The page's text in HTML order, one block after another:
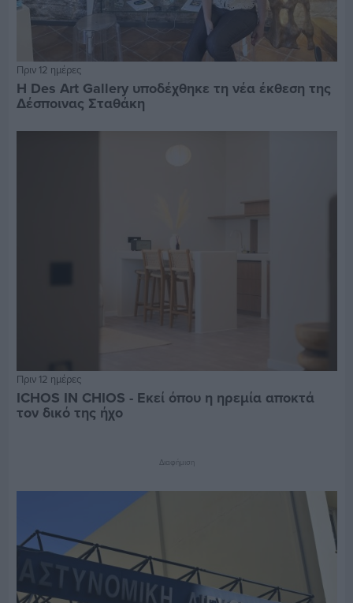
Πριν 12 ημέρες
Η Des Art Gallery υποδέχθηκε τη νέα έκθεση της
Δέσποινας Σταθάκη
Πριν 12 ημέρες
ICHOS IN CHIOS - Εκεί όπου η ηρεμία αποκτά
τον δικό της ήχο
Διαφήμιση